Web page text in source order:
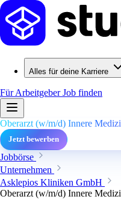
Alles für deine Karriere
Für ArbeitgeberJob finden
Oberarzt (w/m/d) Innere
Jetzt bewerben
Jobbörse
Unternehmen
Asklepios Kliniken GmbH
Oberarzt (w/m/d) Innere